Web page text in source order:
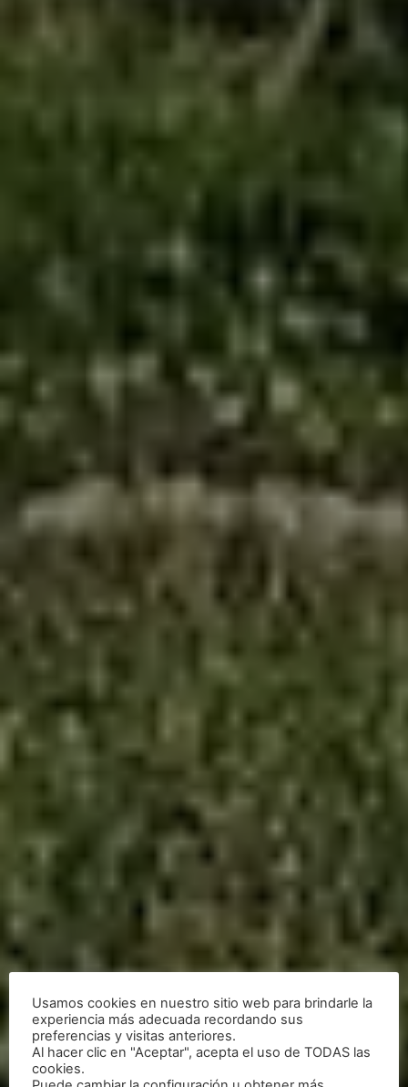
Usamos cookies en nuestro sitio web para brindarle la
experiencia más adecuada recordando sus
preferencias y visitas anteriores.
Al hacer clic en "Aceptar", acepta el uso de TODAS las
cookies.